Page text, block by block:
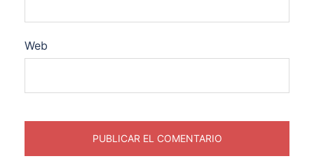
Web